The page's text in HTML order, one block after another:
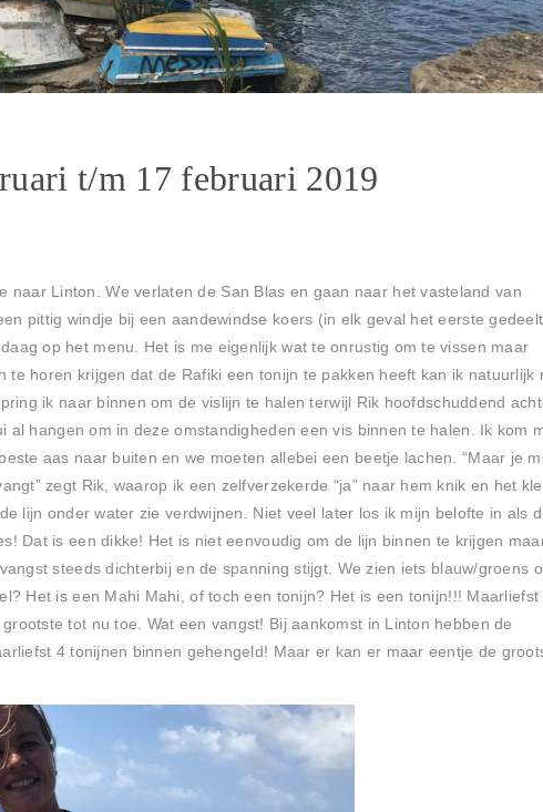
t/m 17 februari 2019
naar Linton. We verlaten de San Blas en gaan naar het vasteland van
pittig windje bij een aandewindse koers (in elk geval het eerste
op het menu. Het is me eigenlijk wat te onrustig om te vissen maar
te horen krijgen dat de Rafiki een tonijn te pakken heeft kan ik natuurlijk
ik naar binnen om de vislijn te halen terwijl Rik hoofdschuddend
al hangen om in deze omstandigheden een vis binnen te halen. Ik kom
aas naar buiten en we moeten allebei een beetje lachen. “Maar je
zegt Rik, waarop ik een zelfverzekerde “ja” naar hem knik en het
lijn onder water zie verdwijnen. Niet veel later los ik mijn belofte in als
Dat is een dikke! Het is niet eenvoudig om de lijn binnen te krijgen
steeds dichterbij en de spanning stijgt. We zien iets blauw/groens
Het is een Mahi Mahi, of toch een tonijn? Het is een tonijn!!! Maarliefst
tot nu toe. Wat een vangst! Bij aankomst in Linton hebben de
4 tonijnen binnen gehengeld! Maar er kan er maar eentje de